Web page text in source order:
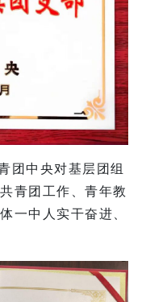
团中央对基层团组
青团工作、青年教
一中人实干奋进、